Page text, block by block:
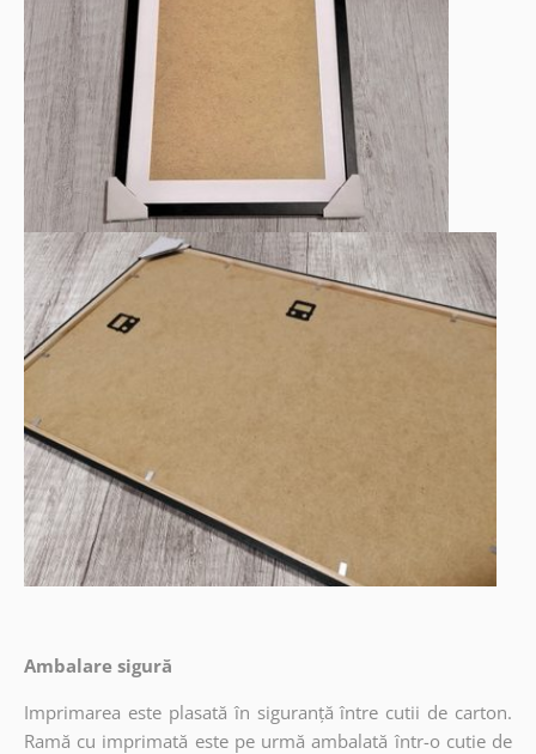
Ambalare sigură
Imprimarea este plasată în siguranță între cutii de carton.
Ramă cu imprimată este pe urmă ambalată într-o cutie de